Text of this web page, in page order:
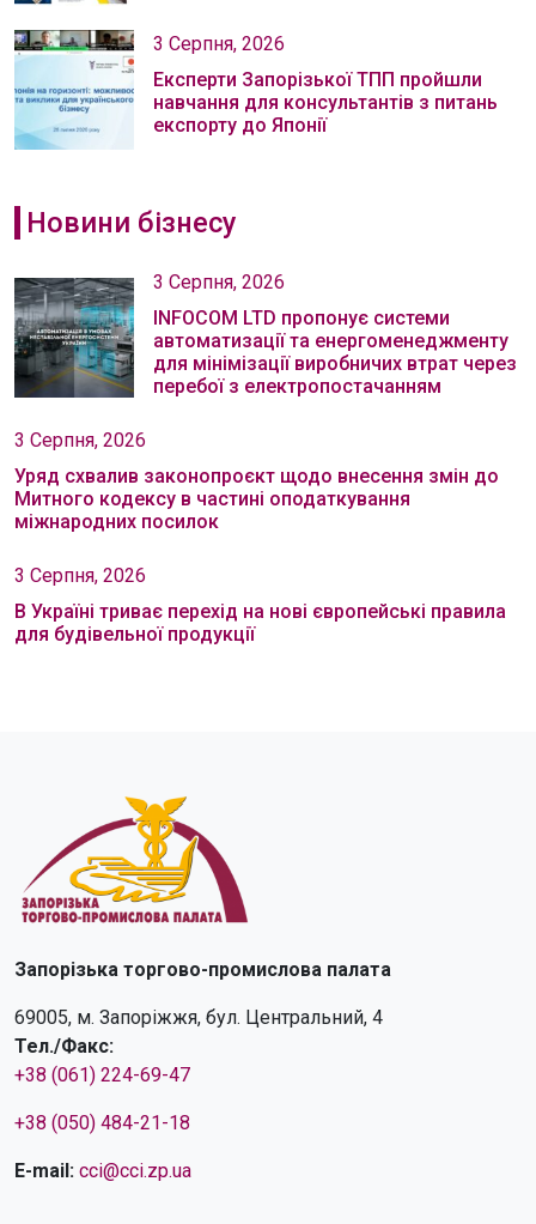
3 Серпня, 2026
Експерти Запорізької ТПП пройшли
навчання для консультантів з питань
експорту до Японії
Новини бізнесу
3 Серпня, 2026
INFOCOM LTD пропонує системи
автоматизації та енергоменеджменту
для мінімізації виробничих втрат через
перебої з електропостачанням
3 Серпня, 2026
Уряд схвалив законопроєкт щодо внесення змін до
Митного кодексу в частині оподаткування
міжнародних посилок
3 Серпня, 2026
В Україні триває перехід на нові європейські правила
для будівельної продукції
Запорізька торгово-промислова палата
69005, м. Запоріжжя, бул. Центральний, 4
Тел./Факс:
+38 (061) 224-69-47
+38 (050) 484-21-18
E-mail: cci@cci.zp.ua